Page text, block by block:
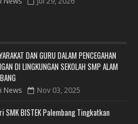
DAN GURU DALAM PENCEGAHAN
DI LINGKUNGAN SEKOLAH SMP ALAM
News Nov 03, 2025
BISTEK Palembang Tingkatkan